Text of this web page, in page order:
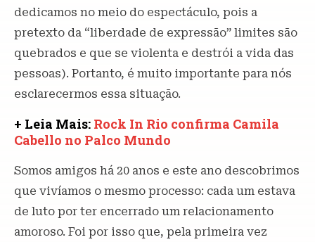
dedicamos no meio do espectáculo, pois a
pretexto da “liberdade de expressão” limites são
quebrados e que se violenta e destrói a vida das
pessoas). Portanto, é muito importante para nós
esclarecermos essa situação.
+ Leia Mais: Rock In Rio confirma Camila
Cabello no Palco Mundo
Somos amigos há 20 anos e este ano descobrimos
que vivíamos o mesmo processo: cada um estava
de luto por ter encerrado um relacionamento
amoroso. Foi por isso que, pela primeira vez